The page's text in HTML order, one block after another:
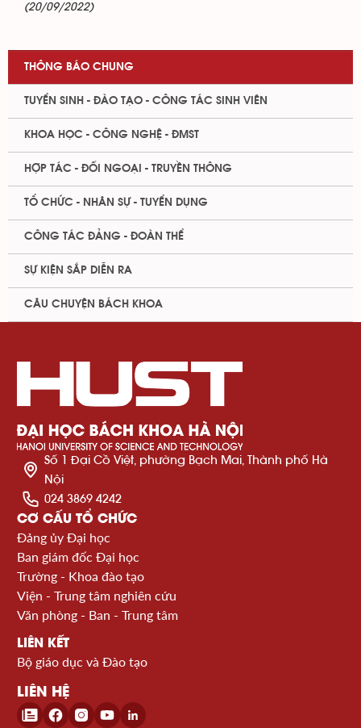
(20/09/2022)
THÔNG BÁO CHUNG
TUYỂN SINH - ĐÀO TẠO - CÔNG TÁC SINH VIÊN
KHOA HỌC - CÔNG NGHỆ - ĐMST
HỢP TÁC - ĐỐI NGOẠI - TRUYỀN THÔNG
TỔ CHỨC - NHÂN SỰ - TUYỂN DỤNG
CÔNG TÁC ĐẢNG - ĐOÀN THỂ
SỰ KIỆN SẮP DIỄN RA
CÂU CHUYỆN BÁCH KHOA
Số 1 Đại Cồ Việt, phường Bạch Mai, Thành phố Hà
Nội
024 3869 4242
CƠ CẤU TỔ CHỨC
Đảng ủy Đại học
Ban giám đốc Đại học
Trường - Khoa đào tạo
Viện - Trung tâm nghiên cứu
Văn phòng - Ban - Trung tâm
LIÊN KẾT
Bộ giáo dục và Đào tạo
LIÊN HỆ